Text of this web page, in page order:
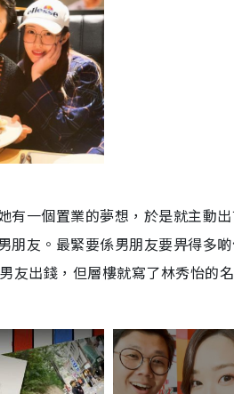
有一個置業的夢想，於是就主動
友。最緊要係男朋友要畀得多啲
友出錢，但層樓就寫了林秀怡的